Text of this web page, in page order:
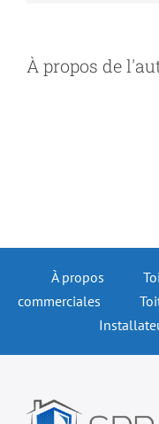
À propos de
À propos
commerciales